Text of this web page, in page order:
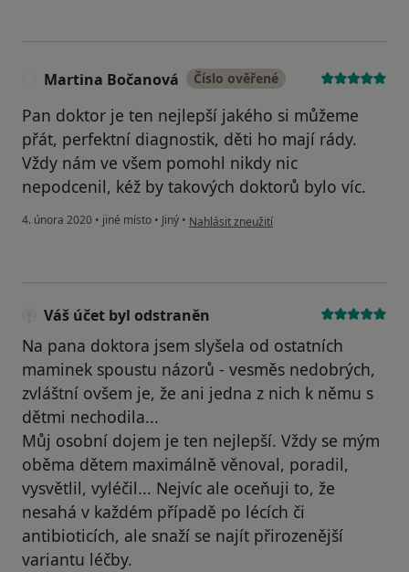
Martina Bočanová Číslo ověřené
Pan doktor je ten nejlepší jakého si můžeme
přát, perfektní diagnostik, děti ho mají rády.
Vždy nám ve všem pomohl nikdy nic
nepodcenil, kéž by takových doktorů bylo víc.
4. února 2020 • jiné místo • Jiný • podle názoru uživatele Martina Bočanová
Nahlásit zneužití
Váš účet byl odstraněn
Na pana doktora jsem slyšela od ostatních
maminek spoustu názorů - vesměs nedobrých,
zvláštní ovšem je, že ani jedna z nich k němu s
dětmi nechodila...
Můj osobní dojem je ten nejlepší. Vždy se mým
oběma dětem maximálně věnoval, poradil,
vysvětlil, vyléčil... Nejvíc ale oceňuji to, že
nesahá v každém případě po lécích či
antibioticích, ale snaží se najít přirozenější
variantu léčby.